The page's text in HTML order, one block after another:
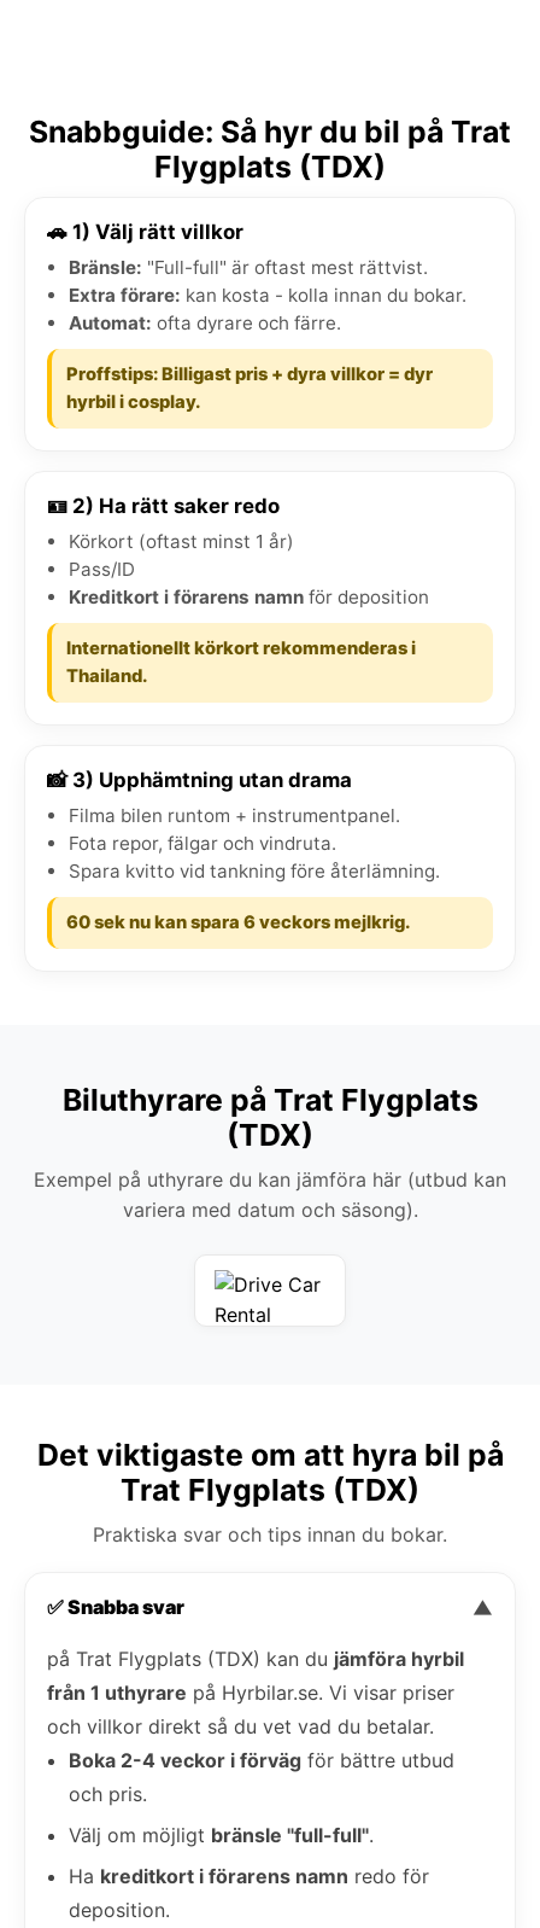
Snabbguide: Så hyr du bil på Trat
Flygplats (TDX)
🚗 1) Välj rätt villkor
Bränsle: "Full-full" är oftast mest rättvist.
Extra förare: kan kosta - kolla innan du bokar.
Automat: ofta dyrare och färre.
Proffstips: Billigast pris + dyra villkor = dyr
hyrbil i cosplay.
🪪 2) Ha rätt saker redo
Körkort (oftast minst 1 år)
Pass/ID
Kreditkort i förarens namn för deposition
Internationellt körkort rekommenderas i
Thailand.
📸 3) Upphämtning utan drama
Filma bilen runtom + instrumentpanel.
Fota repor, fälgar och vindruta.
Spara kvitto vid tankning före återlämning.
60 sek nu kan spara 6 veckors mejlkrig.
Biluthyrare på Trat Flygplats
(TDX)
Exempel på uthyrare du kan jämföra här (utbud kan
variera med datum och säsong).
Det viktigaste om att hyra bil på
Trat Flygplats (TDX)
Praktiska svar och tips innan du bokar.
✅ Snabba svar ▼
på Trat Flygplats (TDX) kan du jämföra hyrbil
från 1 uthyrare på Hyrbilar.se. Vi visar priser
och villkor direkt så du vet vad du betalar.
Boka 2-4 veckor i förväg för bättre utbud
och pris.
Välj om möjligt bränsle "full-full".
Ha kreditkort i förarens namn redo för
deposition.